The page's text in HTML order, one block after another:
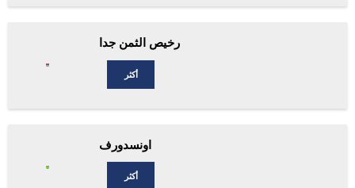
رخيص الثمن جدا
أكثر
اونسدورف
أكثر